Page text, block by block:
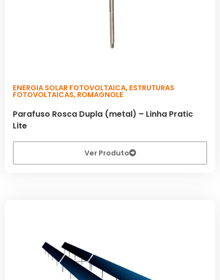
ENERGIA SOLAR FOTOVOLTAICA, ESTRUTURAS
FOTOVOLTAICAS, ROMAGNOLE
Parafuso Rosca Dupla (metal) – Linha Pratic
Lite
Ver Produto